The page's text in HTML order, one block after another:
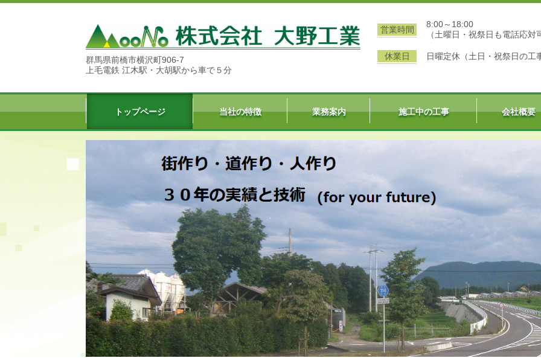
群馬県前橋市横沢町906-7
上毛電鉄 江木駅・大胡駅から車で５分
営業時間
8:00～18:00
（土曜日・祝祭日も電話応対
休業日 日曜定休（土日・祝祭日の工
トップページ 当社の特徴 業務案内 施工中の工事 会社概要